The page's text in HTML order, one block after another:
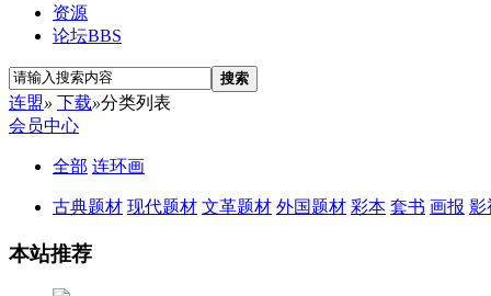
资源
论坛BBS
搜索
连盟» 下载»分类列表
会员中心
全部 连环画
古典题材 现代题材 文革题材 外国题材 彩本 套书 画报 影
本站推荐